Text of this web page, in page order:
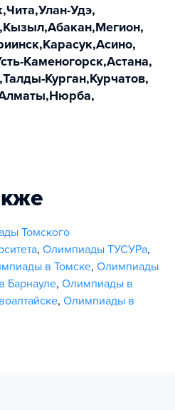
,Чита,Улан-Удэ,
,Кызыл,Абакан,Мегион,
,Карасук,Асино,
Каменогорск,Астана,
,Талды-Курган,Курчатов,
,Нюрба,
Томского
, Олимпиады ТУСУРа,
в Томске, Олимпиады
Барнауле, Олимпиады в
, Олимпиады в